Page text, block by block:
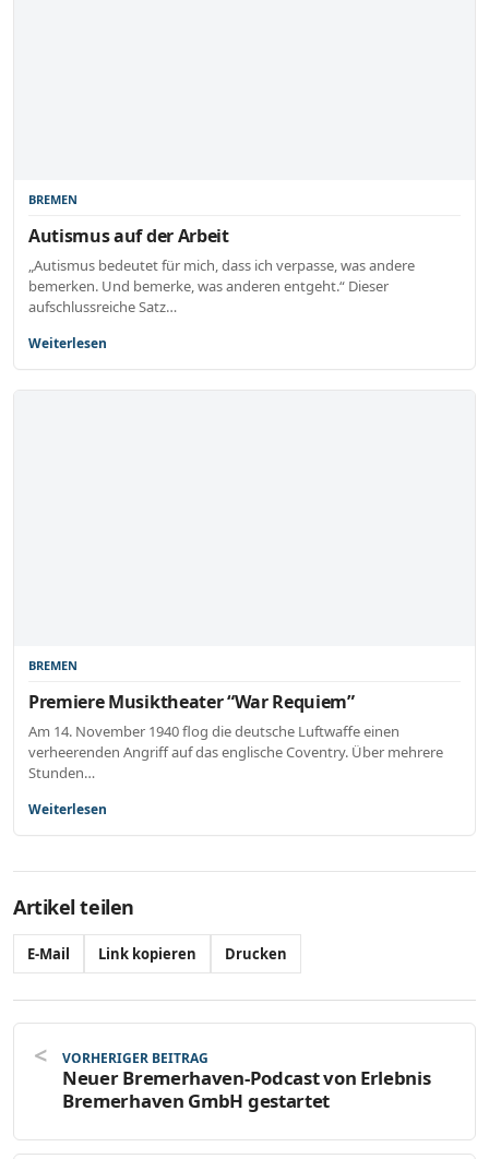
BREMEN
Autismus auf der Arbeit
„Autismus bedeutet für mich, dass ich verpasse, was andere
bemerken. Und bemerke, was anderen entgeht.“ Dieser
aufschlussreiche Satz…
Weiterlesen
BREMEN
Premiere Musiktheater “War Requiem”
Am 14. November 1940 flog die deutsche Luftwaffe einen
verheerenden Angriff auf das englische Coventry. Über mehrere
Stunden…
Weiterlesen
Artikel teilen
E-Mail Link kopieren Drucken
VORHERIGER BEITRAG
Neuer Bremerhaven-Podcast von Erlebnis
Bremerhaven GmbH gestartet